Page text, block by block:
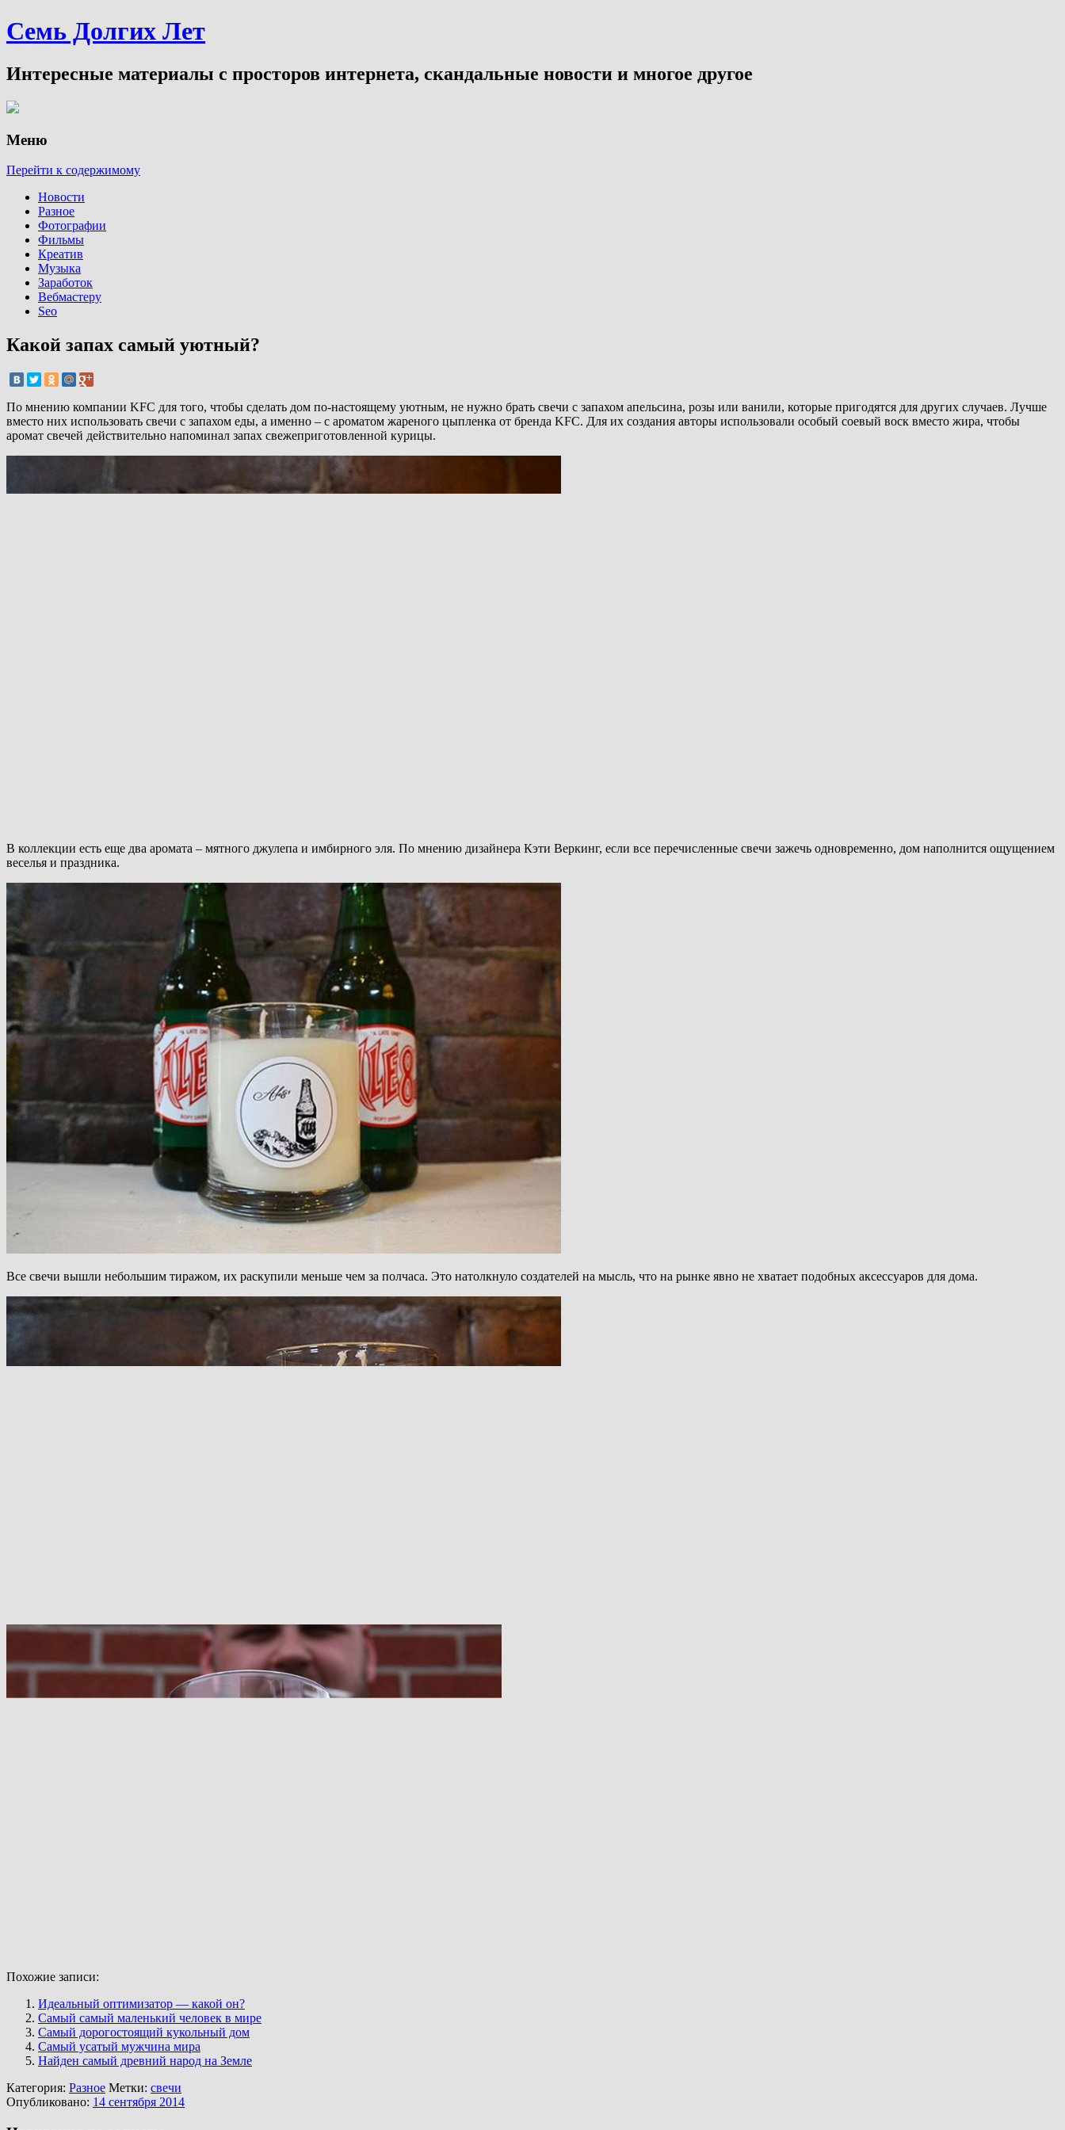
Семь Долгих Лет
Интересные материалы с просторов интернета, скандальные новости и многое другое
Меню
Перейти к содержимому
Новости
Разное
Фотографии
Фильмы
Креатив
Музыка
Заработок
Вебмастеру
Seo
Какой запах самый уютный?
По мнению компании KFC для того, чтобы сделать дом по-настоящему уютным, не нужно брать свечи с запахом апельсина, розы или ванили, которые пригодятся для других случаев. Лучше
вместо них использовать свечи с запахом еды, а именно – с ароматом жареного цыпленка от бренда KFC. Для их создания авторы использовали особый соевый воск вместо жира, чтобы
аромат свечей действительно напоминал запах свежеприготовленной курицы.
В коллекции есть еще два аромата – мятного джулепа и имбирного эля. По мнению дизайнера Кэти Веркинг, если все перечисленные свечи зажечь одновременно, дом наполнится ощущением
веселья и праздника.
Все свечи вышли небольшим тиражом, их раскупили меньше чем за полчаса. Это натолкнуло создателей на мысль, что на рынке явно не хватает подобных аксессуаров для дома.
Похожие записи:
Идеальный оптимизатор — какой он?
Самый самый маленький человек в мире
Самый дорогостоящий кукольный дом
Самый усатый мужчина мира
Найден самый древний народ на Земле
Категория: Разное Метки: свечи
Опубликовано: 14 сентября 2014